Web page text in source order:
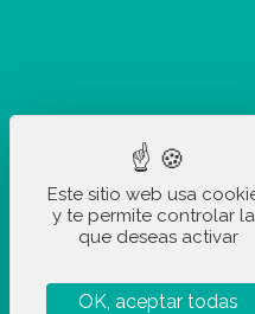
Este sitio web usa
y te permite controlar
que deseas activar
OK, aceptar todas